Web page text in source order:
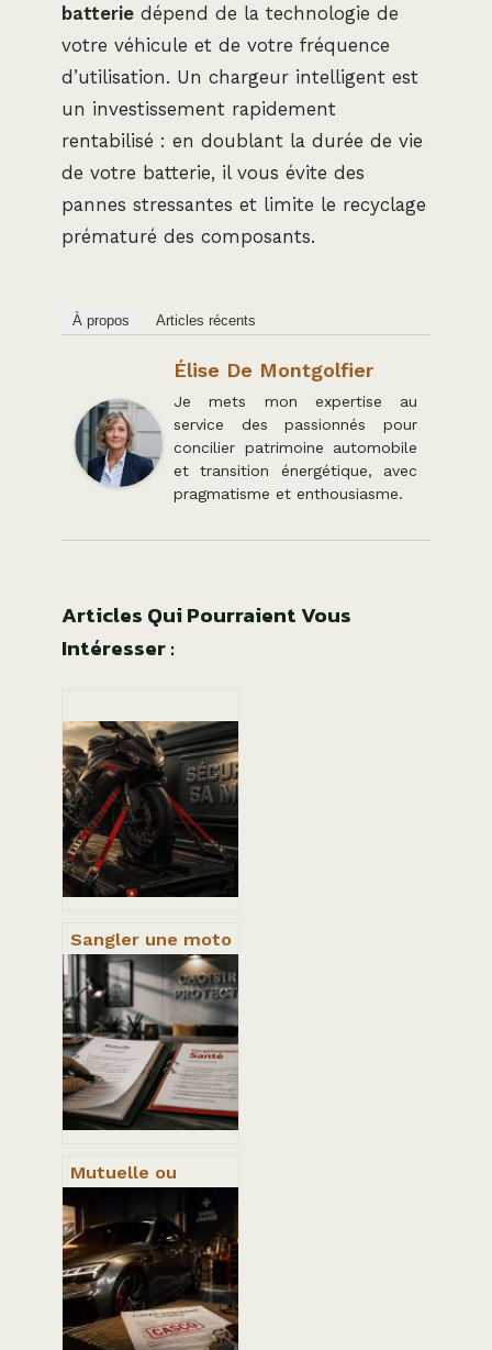
batterie dépend de la technologie de
votre véhicule et de votre fréquence
d’utilisation. Un chargeur intelligent est
un investissement rapidement
rentabilisé : en doublant la durée de vie
de votre batterie, il vous évite des
pannes stressantes et limite le recyclage
prématuré des composants.
À propos Articles récents
Élise De Montgolfier
Je mets mon expertise au
service des passionnés pour
concilier patrimoine automobile
et transition énergétique, avec
pragmatisme et enthousiasme.
Articles Qui Pourraient Vous
Intéresser :
Sangler une moto
sur remorque :
méthode,
matériel et
erreurs fatales à
éviter
Mutuelle ou
complémentaire
santé : 3
différences
majeures pour
bien choisir